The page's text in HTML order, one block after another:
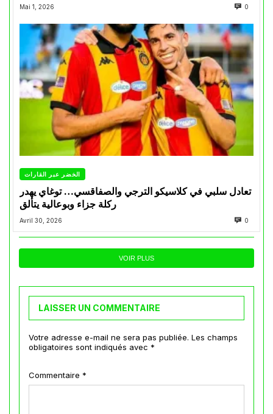
Mai 1, 2026 0
الخضر عبر القارات
تعادل سلبي في كلاسيكو الترجي والصفاقسي… توغاي يهدر
ركلة جزاء وبوعالية يتألق
Avril 30, 2026 0
VOIR PLUS
LAISSER UN COMMENTAIRE
Votre adresse e-mail ne sera pas publiée. Les champs
obligatoires sont indiqués avec *
Commentaire *